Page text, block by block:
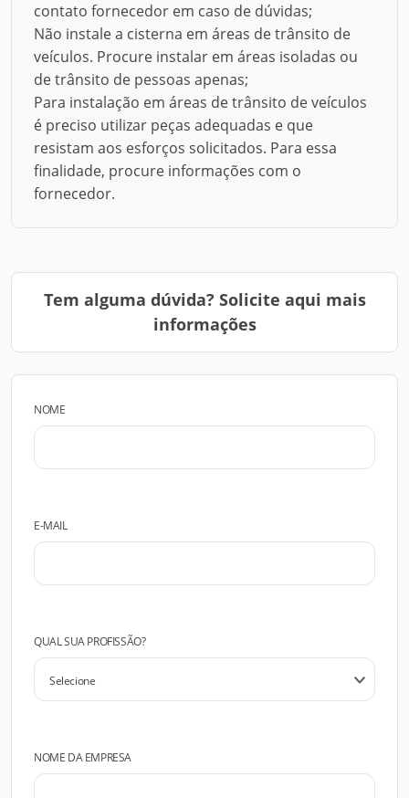
contato fornecedor em caso de dúvidas;
Não instale a cisterna em áreas de trânsito de
veículos. Procure instalar em áreas isoladas ou
de trânsito de pessoas apenas;
Para instalação em áreas de trânsito de veículos
é preciso utilizar peças adequadas e que
resistam aos esforços solicitados. Para essa
finalidade, procure informações com o
fornecedor.
Tem alguma dúvida? Solicite aqui mais
informações
NOME
E-MAIL
QUAL SUA PROFISSÃO?
NOME DA EMPRESA